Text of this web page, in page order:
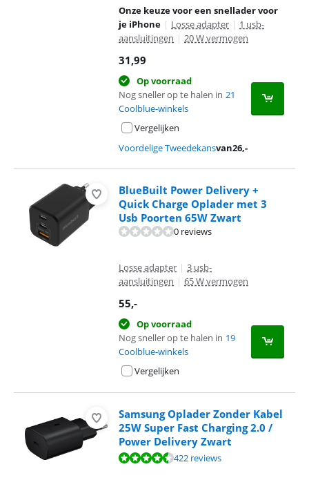
Onze keuze voor een snellader voor
je iPhone | Losse adapter | 1 usb-
aansluitingen | 20 W vermogen
31,99
Op voorraad
Nog sneller op te halen in 21
Coolblue-winkels
Vergelijken
Voordelige Tweedekansvan26,-
BlueBuilt Power Delivery +
Quick Charge Oplader met 3
Usb Poorten 65W Zwart
0 reviews
Losse adapter | 3 usb-
aansluitingen | 65 W vermogen
55,-
Op voorraad
Nog sneller op te halen in 19
Coolblue-winkels
Vergelijken
Samsung Oplader Zonder Kabel
25W Super Fast Charging 2.0 /
Power Delivery Zwart
Beoordeling is 8,7 van de 10, gebaseerd op 422 reviews.
422 reviews